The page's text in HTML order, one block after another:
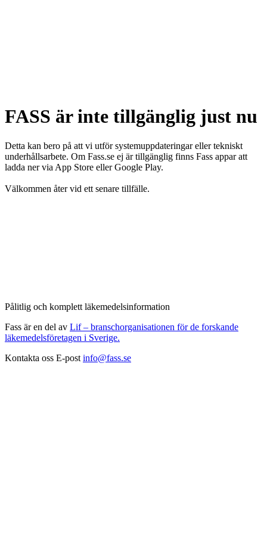
FASS är inte tillgänglig just nu
Detta kan bero på att vi utför systemuppdateringar eller tekniskt
underhållsarbete. Om Fass.se ej är tillgänglig finns Fass appar att
ladda ner via App Store eller Google Play.
Välkommen åter vid ett senare tillfälle.
Pålitlig och komplett läkemedelsinformation
Fass är en del av Lif – branschorganisationen för de forskande
läkemedelsföretagen i Sverige.
Kontakta oss E-post info@fass.se